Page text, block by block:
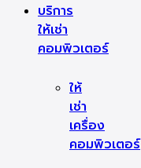
บริการ
ให้เช่า
คอมพิวเตอร์
ให้
เช่า
เครื่อง
คอมพิวเตอร์